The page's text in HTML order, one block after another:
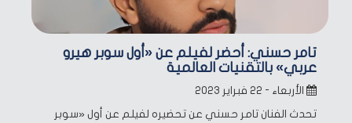
تامر حسني: أحضر لفيلم عن «أول سوبر هيرو
عربي» بالتقنيات العالمية
الأربعاء - ٢٢ فبراير ٢٠٢٣
تحدث الفنان تامر حسني عن تحضيره لفيلم عن أول «سوبر